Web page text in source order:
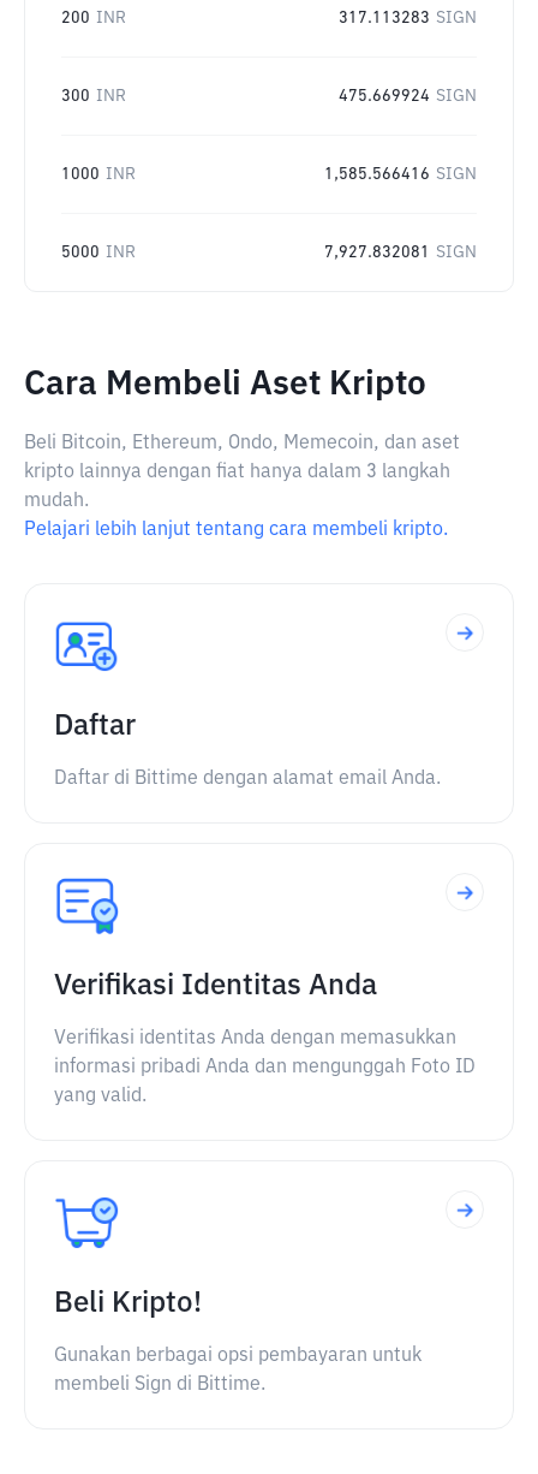
200 INR 317.113283 SIGN
300 INR 475.669924 SIGN
1000 INR 1,585.566416 SIGN
5000 INR 7,927.832081 SIGN
Cara Membeli Aset Kripto
Beli Bitcoin, Ethereum, Ondo, Memecoin, dan aset
kripto lainnya dengan fiat hanya dalam 3 langkah
mudah.
Pelajari lebih lanjut tentang cara membeli kripto.
Daftar
Daftar di Bittime dengan alamat email Anda.
Verifikasi Identitas Anda
Verifikasi identitas Anda dengan memasukkan
informasi pribadi Anda dan mengunggah Foto ID
yang valid.
Beli Kripto!
Gunakan berbagai opsi pembayaran untuk
membeli Sign di Bittime.